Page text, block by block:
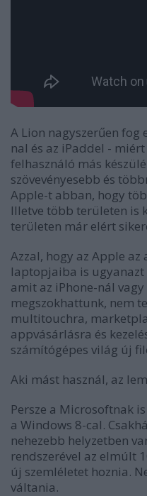
A Lion nagyszerűen
nal és az iPaddel -
felhasználó más
szövevényesebb és
Apple-t abban, hogy
Illetve több területen is
területen már elért
Azzal, hogy az Apple
laptopjaiba is ugyanazt
amit az iPhone-nál
megszokhattunk, nem
multitouchra,
appvásárlásra és
számítógépes világ új
Aki mást használ, az
Persze a Microsoftnak
a Windows 8-cal.
nehezebb helyzetben
rendszerével az elmúlt
új szemléletet hoznia.
váltania.